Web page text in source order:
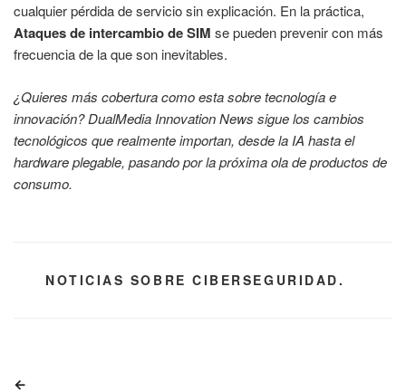
cualquier pérdida de servicio sin explicación. En la práctica,
Ataques de intercambio de SIM se pueden prevenir con más
frecuencia de la que son inevitables.
¿Quieres más cobertura como esta sobre tecnología e
innovación? DualMedia Innovation News sigue los cambios
tecnológicos que realmente importan, desde la IA hasta el
hardware plegable, pasando por la próxima ola de productos de
consumo.
CATEGORÍAS
NOTICIAS SOBRE CIBERSEGURIDAD.